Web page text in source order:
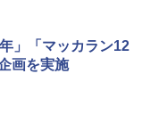
」「マッカラン12
画を実施